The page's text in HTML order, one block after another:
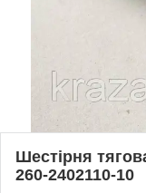
Шестірня
260-2402110-10